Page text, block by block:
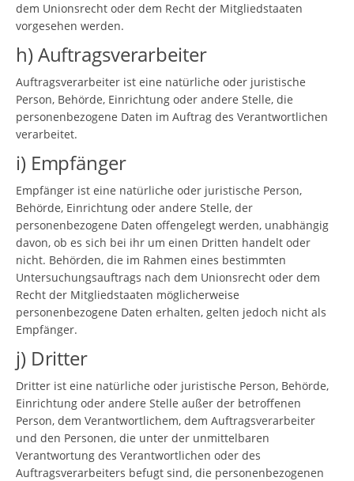
dem Unionsrecht oder dem Recht der Mitgliedstaaten
vorgesehen werden.
h) Auftragsverarbeiter
Auftragsverarbeiter ist eine natürliche oder juristische
Person, Behörde, Einrichtung oder andere Stelle, die
personenbezogene Daten im Auftrag des Verantwortlichen
verarbeitet.
i) Empfänger
Empfänger ist eine natürliche oder juristische Person,
Behörde, Einrichtung oder andere Stelle, der
personenbezogene Daten offengelegt werden, unabhängig
davon, ob es sich bei ihr um einen Dritten handelt oder
nicht. Behörden, die im Rahmen eines bestimmten
Untersuchungsauftrags nach dem Unionsrecht oder dem
Recht der Mitgliedstaaten möglicherweise
personenbezogene Daten erhalten, gelten jedoch nicht als
Empfänger.
j) Dritter
Dritter ist eine natürliche oder juristische Person, Behörde,
Einrichtung oder andere Stelle außer der betroffenen
Person, dem Verantwortlichem, dem Auftragsverarbeiter
und den Personen, die unter der unmittelbaren
Verantwortung des Verantwortlichen oder des
Auftragsverarbeiters befugt sind, die personenbezogenen